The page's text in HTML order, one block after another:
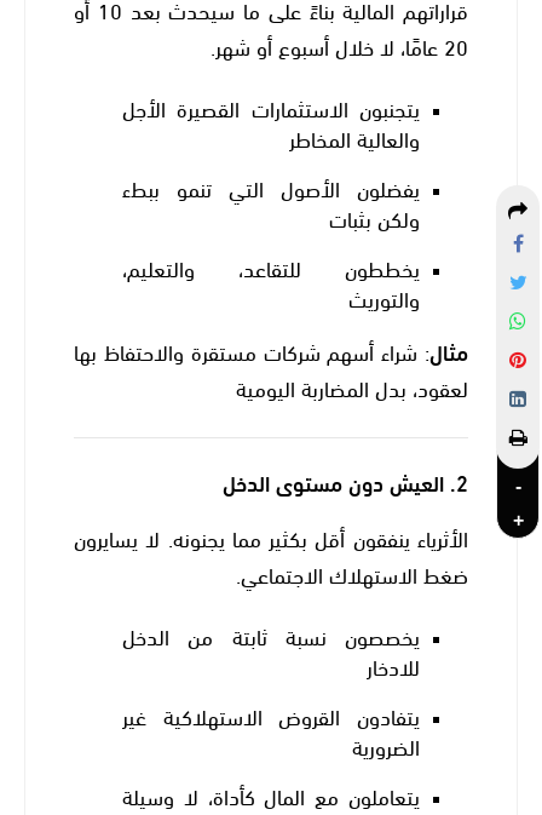
-
+
قراراتهم المالية بناءً على ما سيحدث بعد 10 أو
20 عامًا، لا خلال أسبوع أو شهر.
يتجنبون الاستثمارات القصيرة الأجل
والعالية المخاطر
يفضلون الأصول التي تنمو ببطء
ولكن بثبات
يخططون للتقاعد، والتعليم،
والتوريث
مثال: شراء أسهم شركات مستقرة والاحتفاظ بها
لعقود، بدل المضاربة اليومية
2. العيش دون مستوى الدخل
الأثرياء ينفقون أقل بكثير مما يجنونه. لا يسايرون
ضغط الاستهلاك الاجتماعي.
يخصصون نسبة ثابتة من الدخل
للادخار
يتفادون القروض الاستهلاكية غير
الضرورية
يتعاملون مع المال كأداة، لا وسيلة